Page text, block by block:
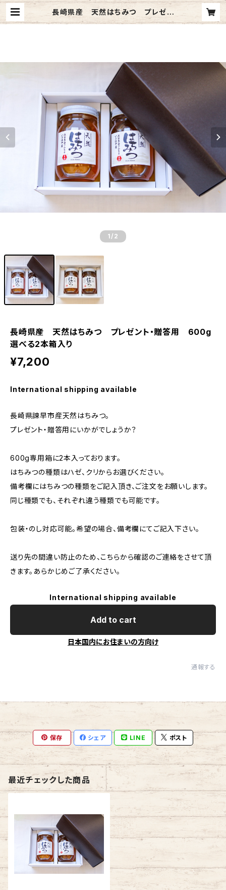
長崎県産 天然はちみつ プレゼン
ト・贈答用 600g 選べる2本箱入
1 /2
長崎県産 天然はちみつ プレゼント・贈答用 600g
選べる2本箱入り
¥7,200
International shipping available
長崎県諫早市産天然はちみつ。
プレゼント・贈答用にいかがでしょうか？
600g専用箱に2本入っております。
はちみつの種類はハゼ、クリからお選びください。
備考欄にはちみつの種類をご記入頂き、ご注文をお願いします。
同じ種類でも、それぞれ違う種類でも可能です。
包装・のし対応可能。希望の場合、備考欄にてご記入下さい。
送り先の間違い防止のため、こちらから確認のご連絡をさせて頂
きます。あらかじめご了承ください。
International shipping available
Add to cart
日本国内にお住まいの方向け
通報する
保存 シェア LINE ポスト
最近チェックした商品